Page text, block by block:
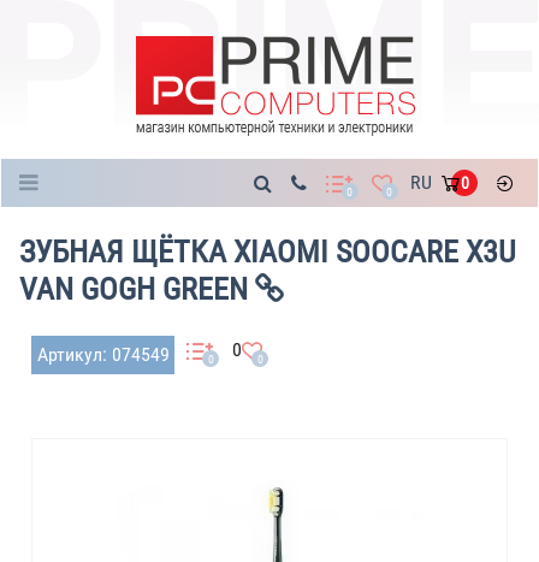
0 0 RU 0
ЗУБНАЯ ЩЁТКА XIAOMI SOOCARE X3U
VAN GOGH GREEN
Артикул: 074549 0 0 0